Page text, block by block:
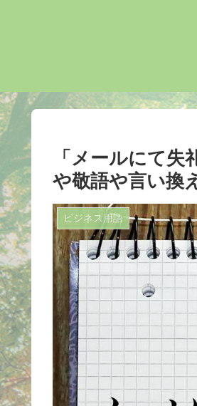
「メールにて
や敬語や言い換
ビジネス用語